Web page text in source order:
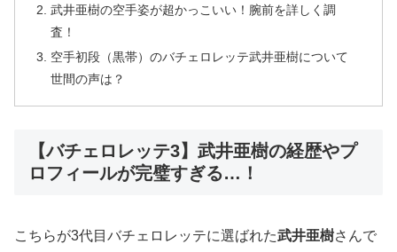
武井亜樹の空手姿が超かっこいい！腕前を詳しく調
査！
空手初段（黒帯）のバチェロレッテ武井亜樹について
世間の声は？
【バチェロレッテ3】武井亜樹の経歴やプ
ロフィールが完璧すぎる…！
こちらが3代目バチェロレッテに選ばれた武井亜樹さんで